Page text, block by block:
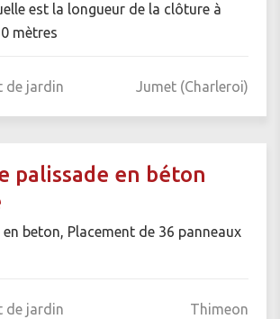
est la longueur de la clôture à
mètres
de jardin Jumet (Charleroi)
palissade en béton
en beton, Placement de 36 panneaux
de jardin Thimeon